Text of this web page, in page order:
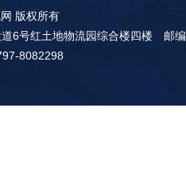
版权所有
6号红土地物流园综合楼四楼 邮
8082298